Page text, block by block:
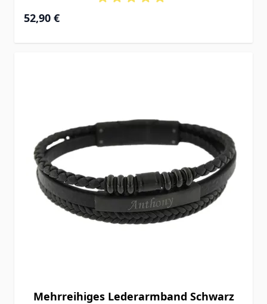
52,90 €
Mehrreihiges Lederarmband Schwarz